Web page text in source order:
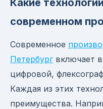
Какие
современном
Современное
Петербургвключает в
цифровой,
Каждая из этих
преимущества.